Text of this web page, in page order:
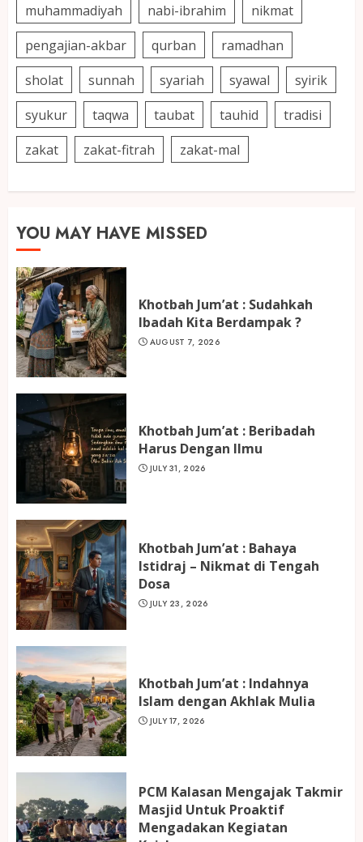
muhammadiyah
nabi-ibrahim
nikmat
pengajian-akbar
qurban
ramadhan
sholat
sunnah syariah syawal
syirik
syukur
taqwa taubat tauhid
tradisi
zakat
zakat-fitrah zakat-mal
YOU MAY HAVE MISSED
Khotbah Jum’at : Sudahkah
Ibadah Kita Berdampak ?
AUGUST 7, 2026
Khotbah Jum’at : Beribadah
Harus Dengan Ilmu
JULY 31, 2026
Khotbah Jum’at : Bahaya
Istidraj – Nikmat di Tengah
Dosa
JULY 23, 2026
Khotbah Jum’at : Indahnya
Islam dengan Akhlak Mulia
JULY 17, 2026
PCM Kalasan Mengajak Takmir
Masjid Untuk Proaktif
Mengadakan Kegiatan